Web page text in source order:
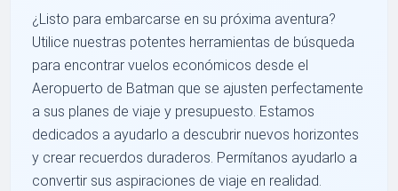
¿Listo para embarcarse en su próxima aventura?
Utilice nuestras potentes herramientas de búsqueda
para encontrar vuelos económicos desde el
Aeropuerto de Batman que se ajusten perfectamente
a sus planes de viaje y presupuesto. Estamos
dedicados a ayudarlo a descubrir nuevos horizontes
y crear recuerdos duraderos. Permítanos ayudarlo a
convertir sus aspiraciones de viaje en realidad.